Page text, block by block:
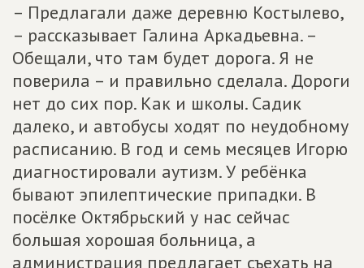
– Предлагали даже деревню Костылево,
– рассказывает Галина Аркадьевна. –
Обещали, что там будет дорога. Я не
поверила – и правильно сделала. Дороги
нет до сих пор. Как и школы. Садик
далеко, и автобусы ходят по неудобному
расписанию. В год и семь месяцев Игорю
диагностировали аутизм. У ребёнка
бывают эпилептические припадки. В
посёлке Октябрьский у нас сейчас
большая хорошая больница, а
администрация предлагает съехать на